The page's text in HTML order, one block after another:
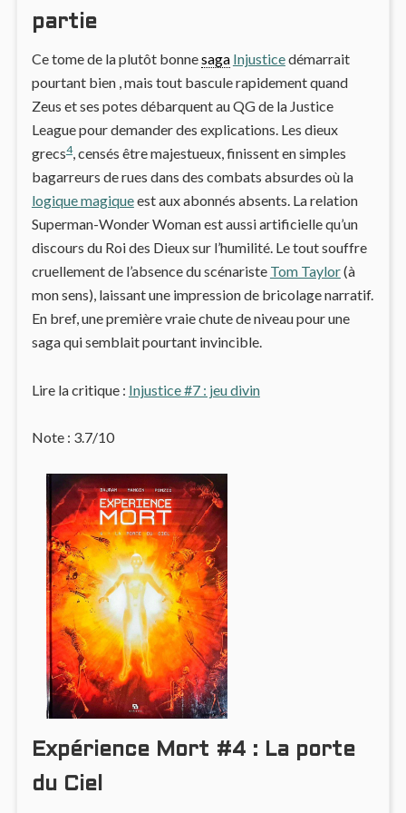
partie
Ce tome de la plutôt bonnesaga Injusticedémarrait
pourtant bien , mais tout bascule rapidement quand
Zeus et ses potes débarquent au QG de la Justice
League pour demander des explications. Les dieux
grecs4, censés être majestueux, finissent en simples
bagarreurs de rues dans des combats absurdes où la
logique magiqueest aux abonnés absents. La relation
Superman-Wonder Woman est aussi artificielle qu’un
discours du Roi des Dieux sur l’humilité. Le tout souffre
cruellement de l’absence du scénariste Tom Taylor(à
mon sens), laissant une impression de bricolage narratif.
En bref, une première vraie chute de niveau pour une
saga qui semblait pourtant invincible.
Lire la critique : Injustice #7 : jeu divin
Note : 3.7/10
Expérience Mort #4 : La porte
du Ciel